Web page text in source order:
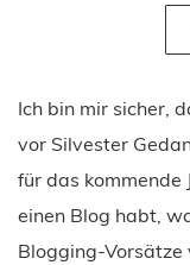
Ich bin mir sicher,
vor Silvester
für das kommende
einen Blog habt,
Blogging-Vorsätze